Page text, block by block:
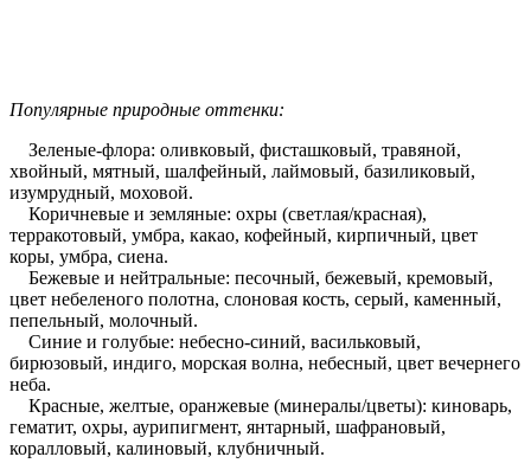
Популярные природные оттенки:
Зеленые-флора: оливковый, фисташковый, травяной,
хвойный, мятный, шалфейный, лаймовый, базиликовый,
изумрудный, моховой.
Коричневые и земляные: охры (светлая/красная),
терракотовый, умбра, какао, кофейный, кирпичный, цвет
коры, умбра, сиена.
Бежевые и нейтральные: песочный, бежевый, кремовый,
цвет небеленого полотна, слоновая кость, серый, каменный,
пепельный, молочный.
Синие и голубые: небесно-синий, васильковый,
бирюзовый, индиго, морская волна, небесный, цвет вечернего
неба.
Красные, желтые, оранжевые (минералы/цветы): киноварь,
гематит, охры, аурипигмент, янтарный, шафрановый,
коралловый, калиновый, клубничный.